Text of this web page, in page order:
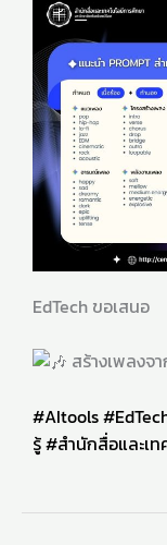
EdTech ขอเสนอ
สร้างเพลงจ
#AItools
รู้#สำนักสื่อและเท